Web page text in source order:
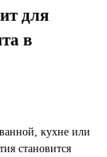
для
в
кухне или
становится